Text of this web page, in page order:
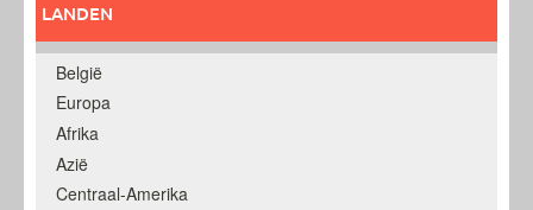
LANDEN
België
Europa
Afrika
Azië
Centraal-Amerika